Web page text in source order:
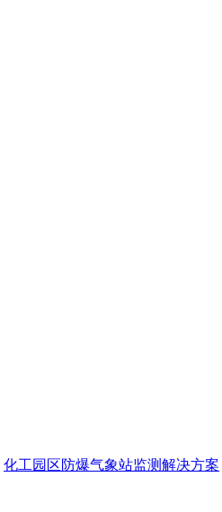
化工园区防爆气象站监测解决方案